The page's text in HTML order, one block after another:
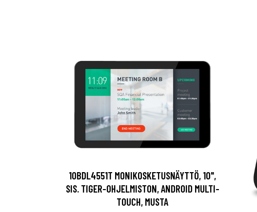
10BDL4551T MONIKOSKETUSNÄYTTÖ, 10",
SIS. TIGER-OHJELMISTON, ANDROID MULTI-
TOUCH, MUSTA